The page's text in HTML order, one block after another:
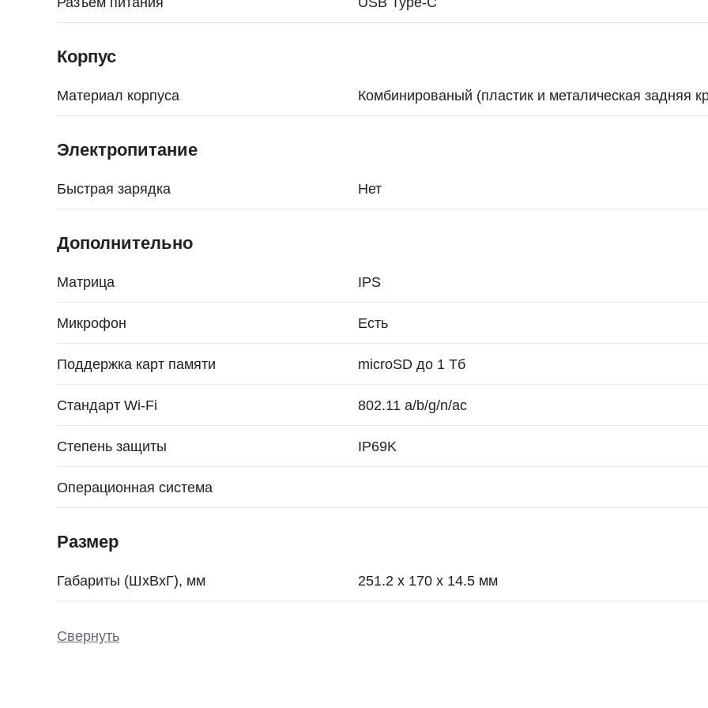
Корпус
Материал корпуса Комбинированый (пластик и металическая задняя
Электропитание
Быстрая зарядка Нет
Дополнительно
Матрица IPS
Микрофон Есть
Поддержка карт памяти microSD до 1 Тб
Стандарт Wi-Fi 802.11 a/b/g/n/ac
Степень защиты IP69K
Операционная система
Размер
Габариты (ШxВxГ), мм 251.2 x 170 x 14.5 мм
Свернуть